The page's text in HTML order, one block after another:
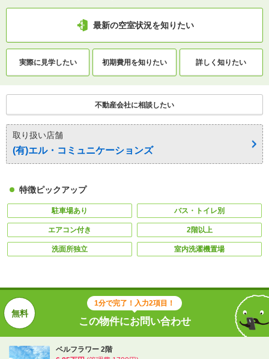
最新の空室状況を知りたい
実際に見学したい 初期費用を知りたい 詳しく知りたい
不動産会社に相談したい
取り扱い店舗
(有)エル・コミュニケーションズ
特徴ピックアップ
駐車場あり バス・トイレ別
エアコン付き 2階以上
洗面所独立 室内洗濯機置場
1分で完了！入力2項目！
この物件にお問い合わせ
ベルフラワー 2階